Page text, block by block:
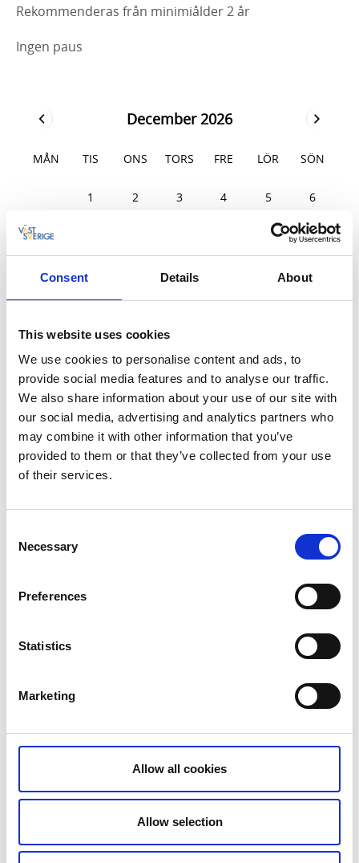
Consent Details About
This website uses cookies
We use cookies to personalise content and ads, to
provide social media features and to analyse our traffic.
We also share information about your use of our site with
our social media, advertising and analytics partners who
may combine it with other information that you’ve
provided to them or that they’ve collected from your use
of their services.
Selection
Necessary
Preferences
Statistics
Marketing
Allow all cookies
Allow selection
Rekommenderas från minimiålder 2 år
Ingen paus
December 2026
MÅN TIS ONS TORS FRE LÖR SÖN
1 2 3 4 5 6
7 12 13
21 22 23 24 25 26 27
28 29 30
Sön 20 Dec. 13:00 - 13:30
Folkets Hus Kulturhuset
Folkets Hus Kulturhuset är en av de större konferens- och
evenemangsarrangörerna i Trestadsområdet. Kulturhuset
är en samlingsplats för kultur och nöjen i Trollhättan och är
placerad mitt på gågatan. Välkommen till möjligheternas
hus!